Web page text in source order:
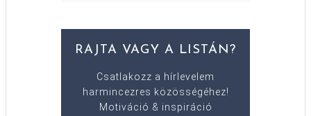
RAJTA VAGY A LISTÁN?
Csatlakozz a hírlevelem
harmincezres közösségéhez!
Motiváció & inspiráció